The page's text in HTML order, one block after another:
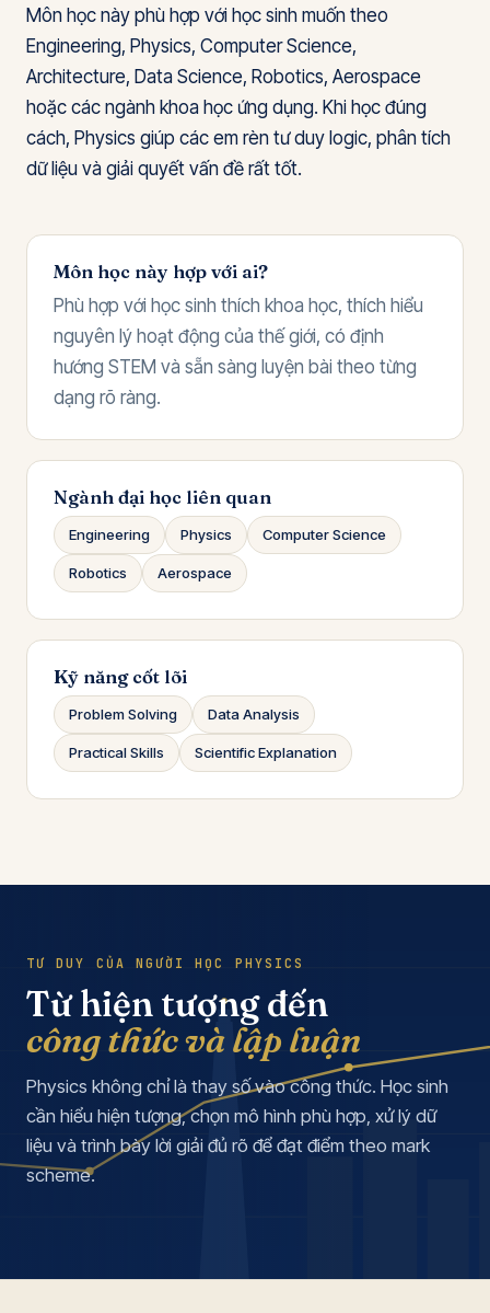
Môn học này phù hợp với học sinh muốn theo
Engineering, Physics, Computer Science,
Architecture, Data Science, Robotics, Aerospace
hoặc các ngành khoa học ứng dụng. Khi học đúng
cách, Physics giúp các em rèn tư duy logic, phân tích
dữ liệu và giải quyết vấn đề rất tốt.
Môn học này hợp với ai?
Phù hợp với học sinh thích khoa học, thích hiểu
nguyên lý hoạt động của thế giới, có định
hướng STEM và sẵn sàng luyện bài theo từng
dạng rõ ràng.
Ngành đại học liên quan
Engineering Physics Computer Science
Robotics Aerospace
Kỹ năng cốt lõi
Problem Solving Data Analysis
Practical Skills Scientific Explanation
TƯ DUY CỦA NGƯỜI HỌC PHYSICS
Từ hiện tượng đến
công thức và lập luận
Physics không chỉ là thay số vào công thức. Học sinh
cần hiểu hiện tượng, chọn mô hình phù hợp, xử lý dữ
liệu và trình bày lời giải đủ rõ để đạt điểm theo mark
scheme.